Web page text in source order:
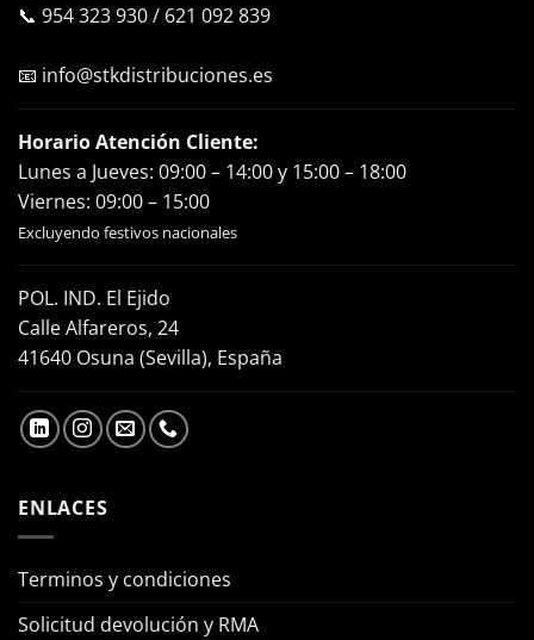
📞 954 323 930/ 621 092 839
📧 info@stkdistribuciones.es
Horario Atención Cliente:
Lunes a Jueves: 09:00 – 14:00 y 15:00 – 18:00
Viernes: 09:00 – 15:00
Excluyendo festivos nacionales
POL. IND. El Ejido
Calle Alfareros, 24
41640 Osuna (Sevilla), España
ENLACES
Terminos y condiciones
Solicitud devolución y RMA